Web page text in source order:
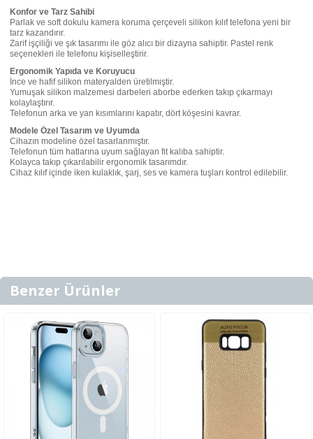
Konfor ve Tarz Sahibi
Parlak ve soft dokulu kamera koruma çerçeveli silikon kılıf telefona yeni bir
tarz kazandırır.
Zarif işçiliği ve şık tasarımı ile göz alıcı bir dizayna sahiptir. Pastel renk
seçenekleri ile telefonu kişiselleştirir.
Ergonomik Yapıda ve Koruyucu
İnce ve hafif silikon materyalden üretilmiştir.
Yumuşak silikon malzemesi darbeleri aborbe ederken takıp çıkarmayı
kolaylaştırır.
Telefonun arka ve yan kısımlarını kapatır, dört köşesini kavrar.
Modele Özel Tasarım ve Uyumda
Cihazın modeline özel tasarlanmıştır.
Telefonun tüm hatlarına uyum sağlayan fit kalıba sahiptir.
Kolayca takıp çıkarılabilir ergonomik tasarımdır.
Cihaz kılıf içinde iken kulaklık, şarj, ses ve kamera tuşları kontrol edilebilir.
Benzer Ürünler